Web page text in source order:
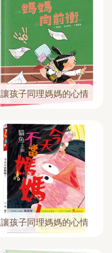
讓孩子同理媽媽的心情
讓孩子同理媽媽的心情